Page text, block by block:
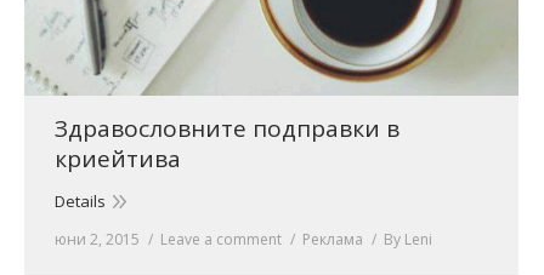
Здравословните подправки в
криейтива
Details
юни 2, 2015 Leave a comment Реклама By Leni